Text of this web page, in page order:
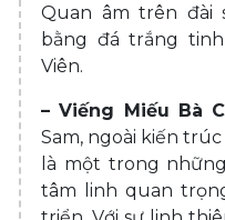
Quan âm trên đài
bằng đá trắng
Viên.
– Viếng Miếu Bà
Sam, ngoài kiến
là một trong
tâm linh quan